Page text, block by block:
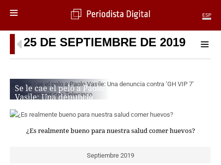
ESP
MENÚ
SECCIONES
MUNDO
PERIODISMO
ECONOMÍA
25 DE SEPTIEMBRE DE 2019
Se le cae el pelo a Paolo
Vasile: Una denuncia
terminar con Telecinco
¿Es realmente bueno para nuestra salud comer huevos?
Septiembre 2019